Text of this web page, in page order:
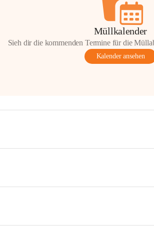
Müllkalender
Sieh dir die kommenden Termine für die
Kalender ansehen